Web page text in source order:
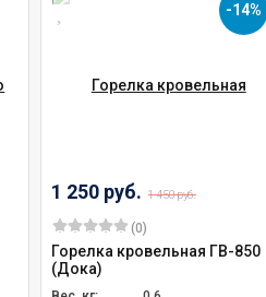
-14%
1 250 руб. 1 450 руб.
(0)
Горелка кровельная ГВ-850
(Дока)